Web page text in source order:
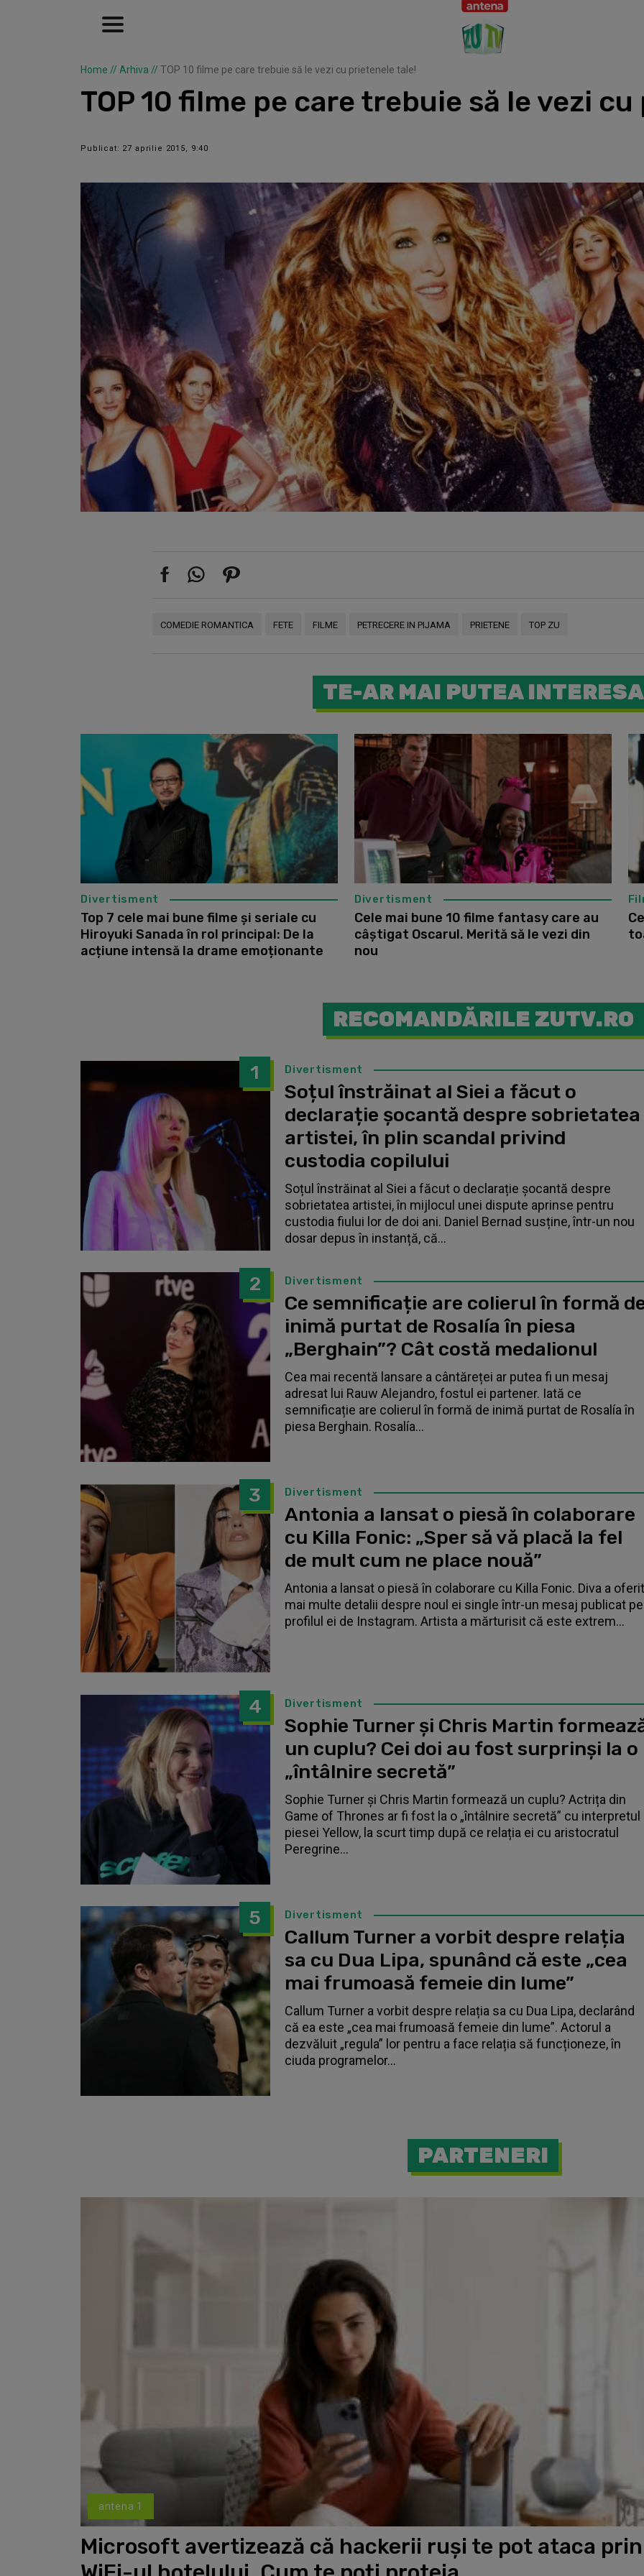
Home // Arhiva // TOP 10 filme pe care trebuie să le vezi cu prietenele tale!
TOP 10 filme pe care trebuie să le vezi
Publicat: 27 aprilie 2015, 9:40
COMEDIE ROMANTICA FETE FILME PETRECERE IN PIJAMA PRIETENE TOP ZU
TE-AR MAI PUTEA INTERESA
Divertisment
Top 7 cele mai bune filme și seriale cu
Hiroyuki Sanada în rol principal: De la
acțiune intensă la drame emoționante
Top 7
Divertisment
Cele mai bune 10 filme fantasy care au
câștigat Oscarul. Merită să le vezi din
nou
RECOMANDĂRILE ZUTV.RO
1 Divertisment
Soțul înstrăinat al Siei a făcut o
declarație șocantă despre sobrietatea
artistei, în plin scandal privind
custodia copilului
Soțul înstrăinat al Siei a făcut o declarație șocantă despre
sobrietatea artistei, în mijlocul unei dispute aprinse pentru
custodia fiului lor de doi ani. Daniel Bernad susține, într-un nou
dosar depus în instanță, că...
2 Divertisment
Ce semnificație are colierul în formă
inimă purtat de Rosalía în piesa
„Berghain”? Cât costă medalionul
Cea mai recentă lansare a cântăreței ar putea fi un mesaj
adresat lui Rauw Alejandro, fostul ei partener. Iată ce
semnificație are colierul în formă de inimă purtat de Rosalía în
piesa Berghain. Rosalía...
3 Divertisment
Antonia a lansat o piesă în colaborare
cu Killa Fonic: „Sper să vă placă la fel
de mult cum ne place nouă”
Antonia a lansat o piesă în colaborare cu Killa Fonic. Diva a oferit
mai multe detalii despre noul ei single într-un mesaj publicat pe
profilul ei de Instagram. Artista a mărturisit că este extrem...
4 Divertisment
Sophie Turner și Chris Martin
un cuplu? Cei doi au fost surprinși la o
„întâlnire secretă”
Sophie Turner și Chris Martin formează un cuplu? Actrița din
Game of Thrones ar fi fost la o „întâlnire secretă” cu interpretul
piesei Yellow, la scurt timp după ce relația ei cu aristocratul
Peregrine...
5 Divertisment
Callum Turner a vorbit despre relația
sa cu Dua Lipa, spunând că este „cea
mai frumoasă femeie din lume”
Callum Turner a vorbit despre relația sa cu Dua Lipa, declarând
că ea este „cea mai frumoasă femeie din lume”. Actorul a
dezvăluit „regula” lor pentru a face relația să funcționeze, în
ciuda programelor...
PARTENERI
antena 1
Microsoft avertizează că hackerii ruși te pot ataca prin